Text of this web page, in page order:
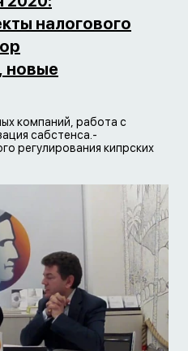
налогового
новые
компаний, работа с
сабстенса.-
регулирования кипрских